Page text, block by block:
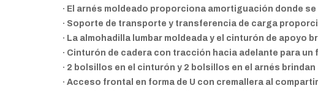
· El arnés moldeado proporciona amortiguación donde
· Soporte de transporte y transferencia de carga
· La almohadilla lumbar moldeada y el cinturón de apoyo
· Cinturón de cadera con tracción hacia adelante para
· 2 bolsillos en el cinturón y 2 bolsillos en el arnés
· Acceso frontal en forma de U con cremallera al